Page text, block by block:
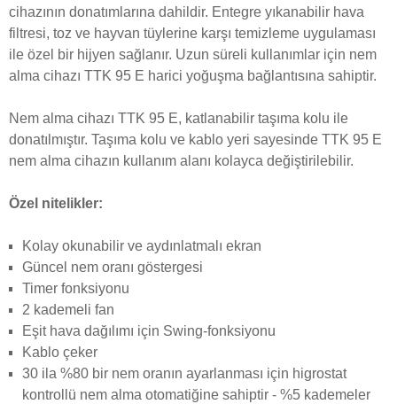
cihazının donatımlarına dahildir. Entegre yıkanabilir hava
filtresi, toz ve hayvan tüylerine karşı temizleme uygulaması
ile özel bir hijyen sağlanır. Uzun süreli kullanımlar için nem
alma cihazı TTK 95 E harici yoğuşma bağlantısına sahiptir.
Nem alma cihazı TTK 95 E, katlanabilir taşıma kolu ile
donatılmıştır. Taşıma kolu ve kablo yeri sayesinde TTK 95 E
nem alma cihazın kullanım alanı kolayca değiştirilebilir.
Özel nitelikler:
Kolay okunabilir ve aydınlatmalı ekran
Güncel nem oranı göstergesi
Timer fonksiyonu
2 kademeli fan
Eşit hava dağılımı için Swing-fonksiyonu
Kablo çeker
30 ila %80 bir nem oranın ayarlanması için higrostat
kontrollü nem alma otomatiğine sahiptir - %5 kademeler